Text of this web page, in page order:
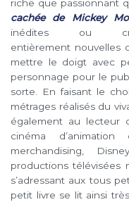
riche que passionnant
cachée de Mickey
inédites ou
entièrement nouvelles
mettre le doigt avec
personnage pour le
sorte. En faisant le
métrages réalisés du
également au lecteur
cinéma
merchandising,
productions
s’adressant aux tous
petit livre se lit ainsi